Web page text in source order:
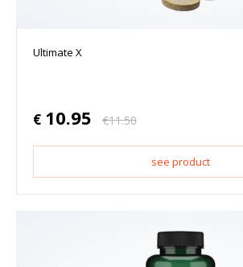
Ultimate X
€ 10.95 €11.50
see product